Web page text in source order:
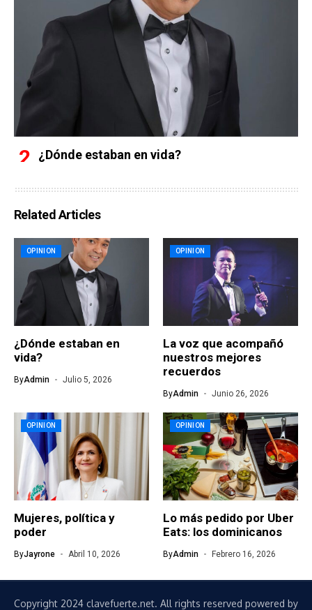
¿Dónde estaban en vida?
Related Articles
OPINION
¿Dónde estaban en
vida?
ByAdmin Julio 5, 2026
OPINION
La voz que acompañó
nuestros mejores
recuerdos
ByAdmin Junio 26, 2026
OPINION
Mujeres, política y
poder
ByJayrone Abril 10, 2026
OPINION
Lo más pedido por Uber
Eats: los dominicanos
ByAdmin Febrero 16, 2026
Copyright 2024 clavefuerte.net. All rights reserved powered by